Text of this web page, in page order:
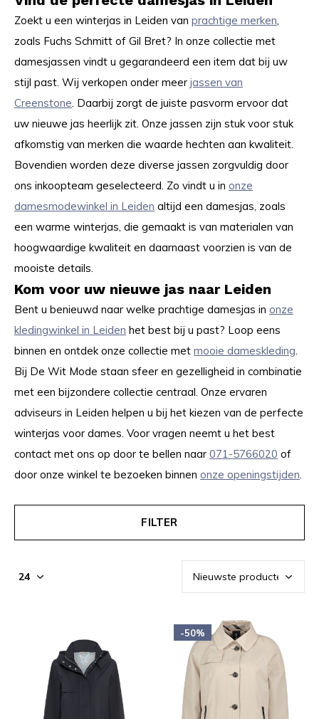
Zoekt u een winterjas in Leiden van prachtige merken,
zoals Fuchs Schmitt of Gil Bret? In onze collectie met
damesjassen vindt u gegarandeerd een item dat bij uw
stijl past. Wij verkopen onder meer jassen van
Creenstone. Daarbij zorgt de juiste pasvorm ervoor dat
uw nieuwe jas heerlijk zit. Onze jassen zijn stuk voor stuk
afkomstig van merken die waarde hechten aan kwaliteit.
Bovendien worden deze diverse jassen zorgvuldig door
ons inkoopteam geselecteerd. Zo vindt u in onze
damesmodewinkel in Leiden altijd een damesjas, zoals
een warme winterjas, die gemaakt is van materialen van
hoogwaardige kwaliteit en daarnaast voorzien is van de
mooiste details.
Kom voor uw nieuwe jas naar Leiden
Bent u benieuwd naar welke prachtige damesjas in onze
kledingwinkel in Leiden het best bij u past? Loop eens
binnen en ontdek onze collectie met mooie dameskleding.
Bij De Wit Mode staan sfeer en gezelligheid in combinatie
met een bijzondere collectie centraal. Onze ervaren
adviseurs in Leiden helpen u bij het kiezen van de perfecte
winterjas voor dames. Voor vragen neemt u het best
contact met ons op door te bellen naar 071-5766020 of
door onze winkel te bezoeken binnen onze openingstijden.
FILTER
-50%